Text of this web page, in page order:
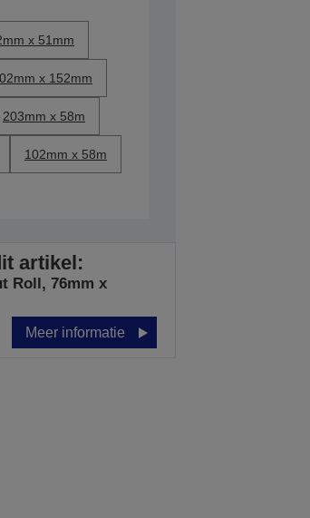
x 51mm
x 152mm
203mm x 58m
102mm x 58m
artikel:
Roll, 76mm x
Meer informatie